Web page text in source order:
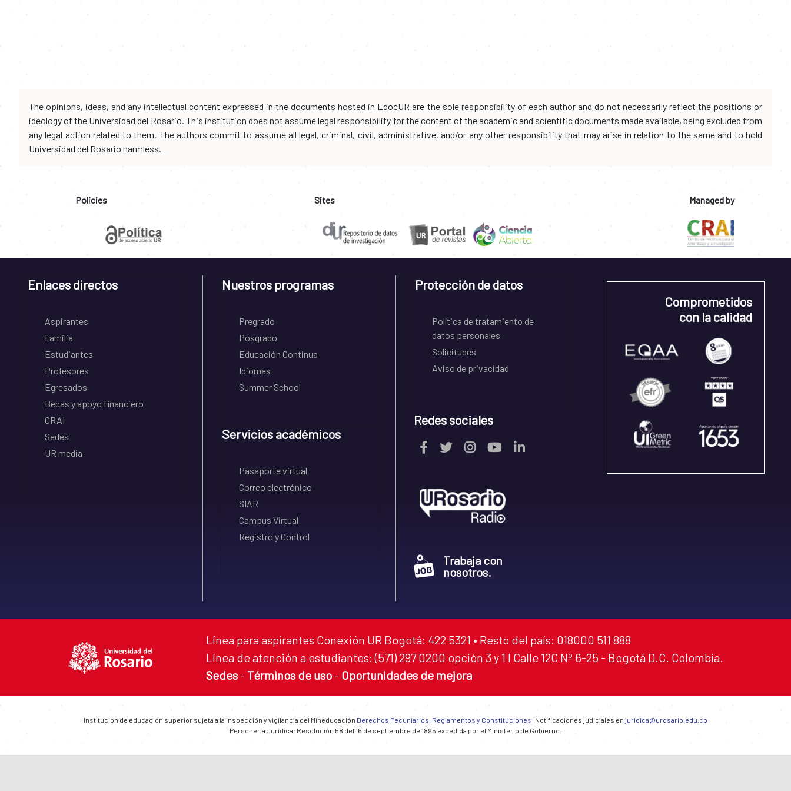
The opinions, ideas, and any intellectual content expressed in the documents hosted in EdocUR are the sole responsibility of each author and do not necessarily reflect the positions or
ideology of the Universidad del Rosario. This institution does not assume legal responsibility for the content of the academic and scientific documents made available, being excluded from
any legal action related to them. The authors commit to assume all legal, criminal, civil, administrative, and/or any other responsibility that may arise in relation to the same and to hold
Universidad del Rosario harmless.
Policies Sites Managed by
Enlaces directos
Aspirantes
Familia
Estudiantes
Profesores
Egresados
Becas y apoyo financiero
CRAI
Sedes
UR media
Nuestros programas
Pregrado
Posgrado
Educación Continua
Idiomas
Summer School
Servicios académicos
Pasaporte virtual
Correo electrónico
SIAR
Campus Virtual
Registro y Control
Protección de datos
Política de tratamiento de
datos personales
Solicitudes
Aviso de privacidad
Redes sociales
Trabaja con
nosotros.
Comprometidos
con la calidad
Línea para aspirantes Conexión UR Bogotá: 422 5321 • Resto del país: 018000 511 888
Línea de atención a estudiantes: (571) 297 0200 opción 3 y 1 I Calle 12C Nº 6-25 - Bogotá D.C. Colombia.
Sedes - Términos de uso - Oportunidades de mejora
Institución de educación superior sujeta a la inspección y vigilancia del Mineducación Derechos Pecuniarios, Reglamentos y Constituciones | Notificaciones judiciales en juridica@urosario.edu.co
Personería Jurídica: Resolución 58 del 16 de septiembre de 1895 expedida por el Ministerio de Gobierno.